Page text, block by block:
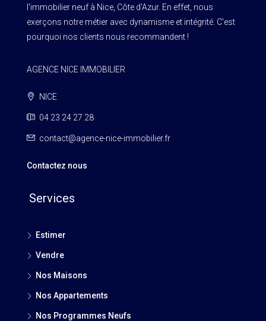
l'immobilier neuf à Nice, Côte d'Azur. En effet, nous
exerçons notre métier avec dynamisme et intégrité. C'est
pourquoi nos clients nous recommandent !
AGENCE NICE IMMOBILIER
NICE
04 23 24 27 28
contact@agence-nice-immobilier.fr
Contactez nous
Services
Estimer
Vendre
Nos Maisons
Nos Appartements
Nos Programmes Neufs